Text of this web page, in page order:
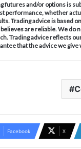
futures and/or options is
performance, whether
Trading advice is based
believes are reliable. We
Trading advice reflects
that the advice we
Facebook X